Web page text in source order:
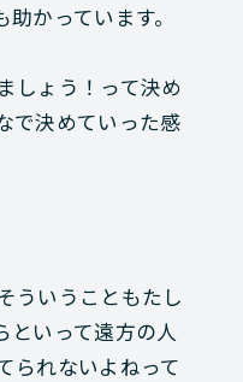
かっています。
しょう！って決め
で決めていった感
ういうこともたし
といって遠方の人
られないよねって